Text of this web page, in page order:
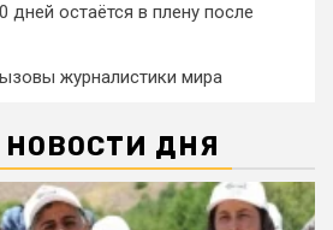
остаётся в плену после
журналистики мира
ДНЯ